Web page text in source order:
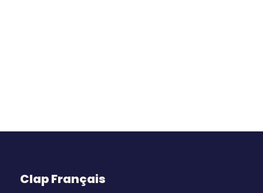
Clap Français